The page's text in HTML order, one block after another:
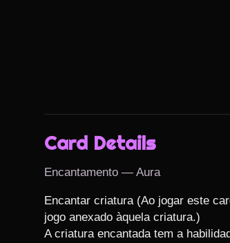
Card Details
Encantamento — Aura
Encantar criatura (Ao jogar este
jogo anexado àquela criatura.)
A criatura encantada tem a